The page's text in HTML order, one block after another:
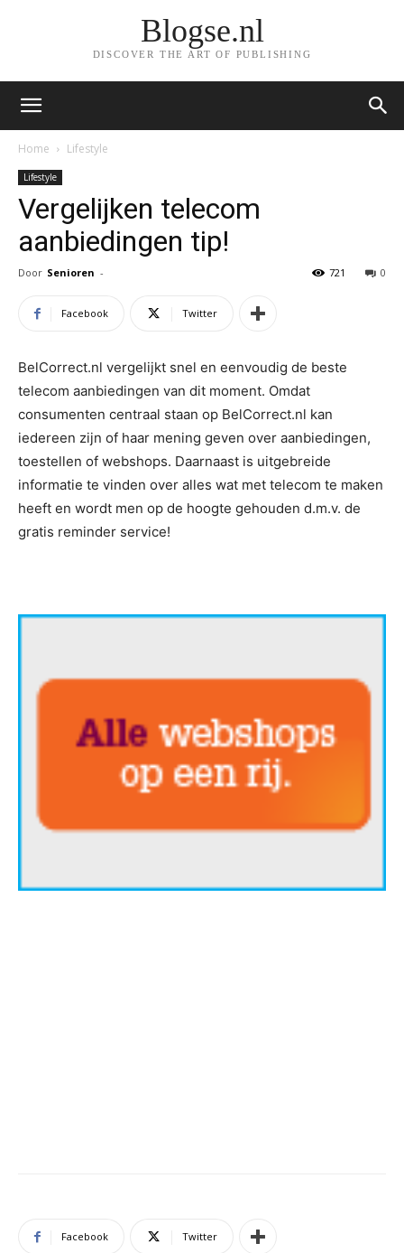
Blogse.nl
DISCOVER THE ART OF PUBLISHING
Home Lifestyle
Lifestyle
Vergelijken telecom
aanbiedingen tip!
Door Senioren - 0
721
Facebook Twitter
BelCorrect.nl vergelijkt snel en eenvoudig de beste
telecom aanbiedingen van dit moment. Omdat
consumenten centraal staan op BelCorrect.nl kan
iedereen zijn of haar mening geven over aanbiedingen,
toestellen of webshops. Daarnaast is uitgebreide
informatie te vinden over alles wat met telecom te maken
heeft en wordt men op de hoogte gehouden d.m.v. de
gratis reminder service!
Facebook Twitter